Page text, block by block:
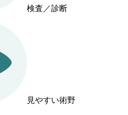
検査／診断
見やすい術野